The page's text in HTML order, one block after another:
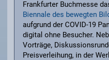
Frankfurter Buchmesse
Biennale des bewegten
aufgrund der COVID-19
digital ohne Besucher.
Vorträge,
Preisverleihung, in der